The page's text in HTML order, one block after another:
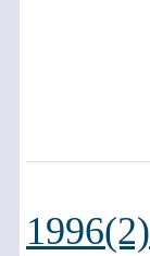
1996(2)